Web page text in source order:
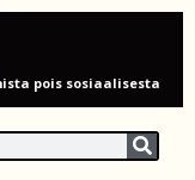
pois sosiaalisesta
Gatwickin